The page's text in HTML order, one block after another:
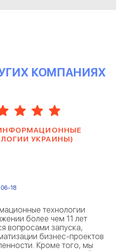
КОМПАНИЯХ
УКРАИНЫ)
18
технологии
более чем 11 лет
вопросами запуска,
бизнес-проектов
Кроме того, мы